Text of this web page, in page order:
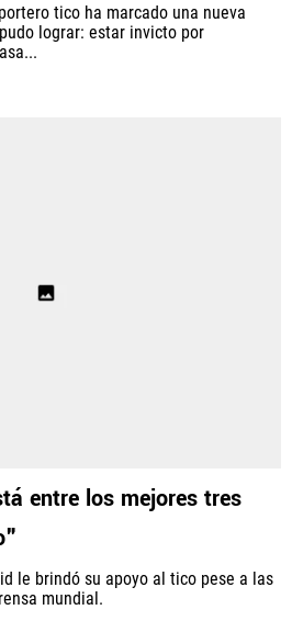
tico ha marcado una nueva
lograr: estar invicto por
entre los mejores tres
le brindó su apoyo al tico pese a las
mundial.